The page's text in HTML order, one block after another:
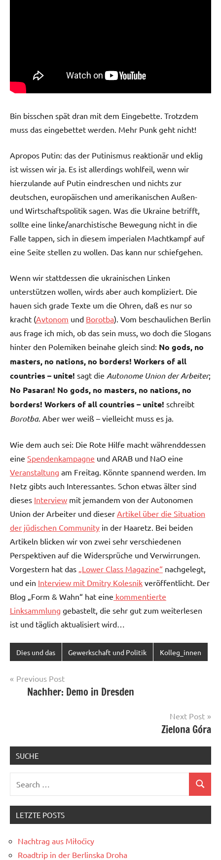
Bin bisschen spät dran mit dem Eingebette. Trotzdem
muss das eingebettet werden. Mehr Punk geht nicht!
Apropos Putin: das der Putinismus reaktionär und eklig
ist wissen wir ja. Es ist allerdings wohlfeil, wenn wir
hierzulande auf Putin eindreschen und nichts zur
deutschen, europäischen und amerikanischen Außen-
und Wirtschaftspolitik sagen. Was die Ukraine betrifft,
sollte eine linke/anarchistische Bewegung nicht in die
Falle tappen, sich in diesem imperialen Machtkampf auf
eine Seite stellen zu wollen. Das kann nur schiefgehen.
Wenn wir stattdessen die ukrainischen Linken
unterstützen wollen, wirds aber auch kompliziert. Die
hauen sich grade Texte um die Ohren, daß es nur so
kracht (Avtonom und Borotba). Vom beschaulichen Berlin
aus frage ich mich, ob das sein muss, wo doch die Slogans
hinter den Polemiken beinahe gleich sind: No gods, no
masters, no nations, no borders! Workers of all
countries – unite! sagt die Autonome Union der Arbeiter;
No Pasaran! No gods, no masters, no nations, no
borders! Workers of all countries – unite! schreibt
Borotba. Aber wer weiß – vielleicht muss es ja.
Wie dem auch sei: Die Rote Hilfe macht währenddessen
eine Spendenkampagne und ARAB und NaO eine
Veranstaltung am Freitag. Könnte spannend werden. Im
Netz gibts auch Interessantes. Schon etwas älter sind
dieses Interview mit jemandem von der Autonomen
Union der Arbeiter und dieser Artikel über die Situation
der jüdischen Community in der Haaretz. Bei beiden
Artikeln blicken wir von zwei sehr verschiedenen
Perspektiven auf die Widersprüche und Verwirrungen.
Vorgestern hat das „Lower Class Magazine“ nachgelegt,
und ein Interview mit Dmitry Kolesnik veröffentlicht. Der
Blog „Form & Wahn“ hat eine kommentierte
Linksammlung gebastelt, die sehr gut zum weiterlesen
ist und täglich aktualisiert wird…
Dies und das Gewerkschaft und Politik Kolleg_innen
Post
navigation
Previous Post
Nachher: Demo in Dresden
Next Post
Zielona Góra
SUCHE
Search
LETZTE POSTS
Nachtrag aus Miłoćicy
Roadtrip in der Berlinska Droha